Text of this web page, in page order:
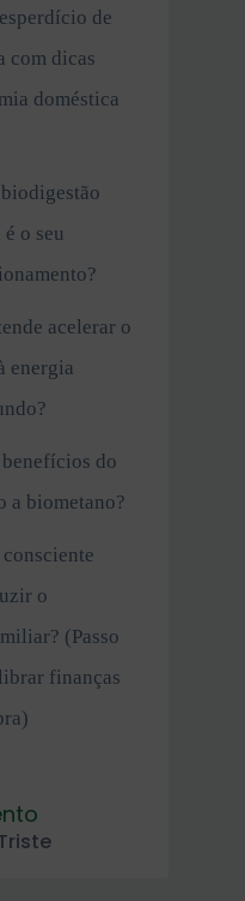
de
com dicas
doméstica
o seu
acelerar o
energia
benefícios do
a biometano?
o
(Passo
finanças